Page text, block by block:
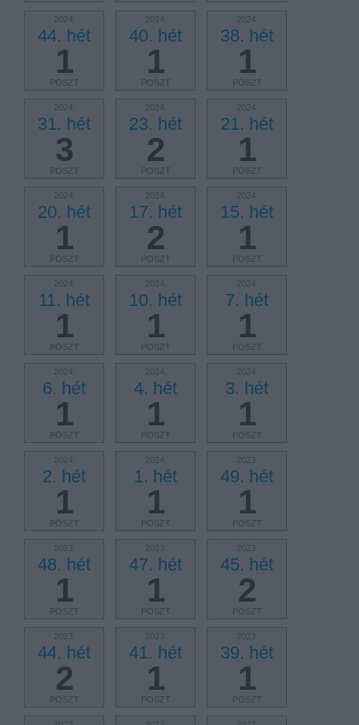
2024.
44. hét
1
POSZT
2024.
40. hét
1
POSZT
2024.
38. hét
1
POSZT
2024.
31. hét
3
POSZT
2024.
23. hét
2
POSZT
2024.
21. hét
1
POSZT
2024.
20. hét
1
POSZT
2024.
17. hét
2
POSZT
2024.
15. hét
1
POSZT
2024.
11. hét
1
POSZT
2024.
10. hét
1
POSZT
2024.
7. hét
1
POSZT
2024.
6. hét
1
POSZT
2024.
4. hét
1
POSZT
2024.
3. hét
1
POSZT
2024.
2. hét
1
POSZT
2024.
1. hét
1
POSZT
2023.
49. hét
1
POSZT
2023.
48. hét
1
POSZT
2023.
47. hét
1
POSZT
2023.
45. hét
2
POSZT
2023.
44. hét
2
POSZT
2023.
41. hét
1
POSZT
2023.
39. hét
1
POSZT